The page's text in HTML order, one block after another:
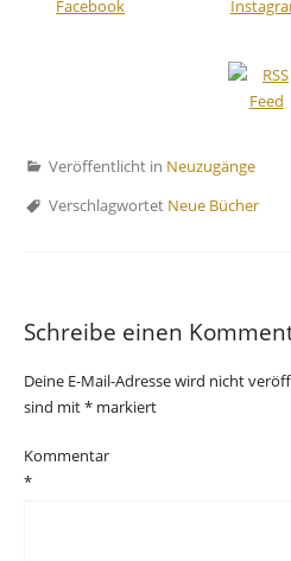
Veröffentlicht in Neuzugänge
Verschlagwortet Neue Bücher
Schreibe einen
Deine E-Mail-Adresse wird nicht
sind mit* markiert
Kommentar
*